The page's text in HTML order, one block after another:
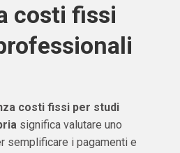
costi fissi
costi fissi per studi
significa valutare uno
semplificare i pagamenti e